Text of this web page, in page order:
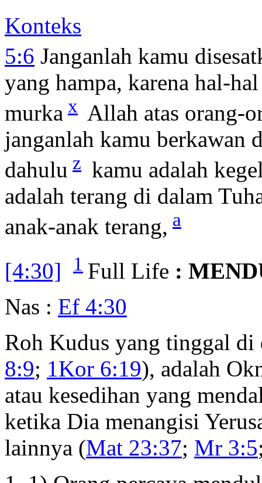
Konteks
5:6 Janganlah kamu
yang hampa, karena hal-
murka x Allah atas orang-
janganlah kamu berkawan
dahulu z kamu adalah
adalah terang di dalam
anak-anak terang, a
[4:30] 1 Full Life :
Nas : Ef 4:30
Roh Kudus yang tinggal
8:9; 1Kor 6:19), adalah
atau kesedihan yang
ketika Dia menangisi
lainnya (Mat 23:37; Mr 3:5